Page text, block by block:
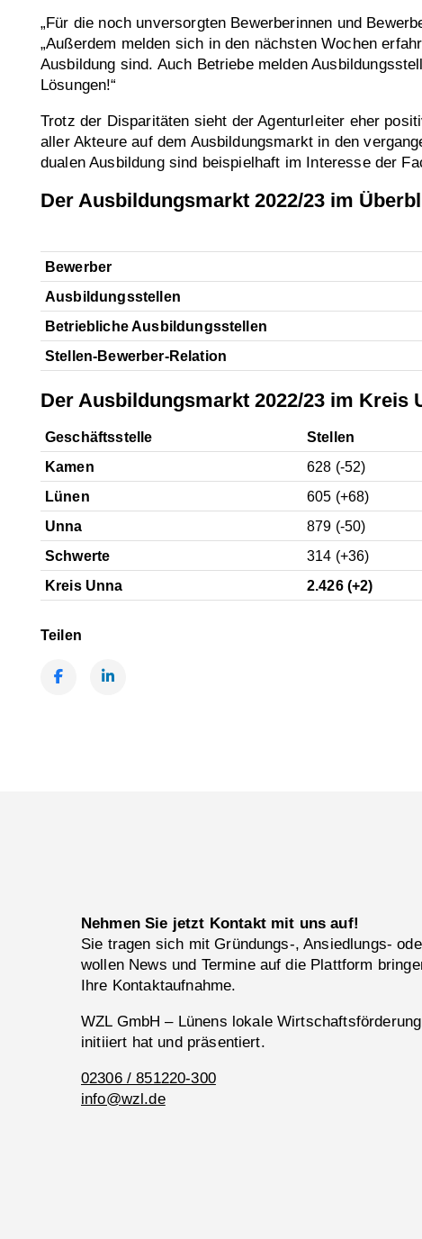
„Für die noch unversorgten Bewerberinnen und
„Außerdem melden sich in den nächsten Wochen
Ausbildung sind. Auch Betriebe melden
Lösungen!“
Trotz der Disparitäten sieht der Agenturleiter eher
aller Akteure auf dem Ausbildungsmarkt in den
dualen Ausbildung sind beispielhaft im Interesse der
Der Ausbildungsmarkt 2022/23 im
Bewerber
Ausbildungsstellen
Betriebliche Ausbildungsstellen
Stellen-Bewerber-Relation
Der Ausbildungsmarkt 2022/23 im Kreis
Geschäftsstelle Stellen
Kamen
628 (-52)
Lünen
605 (+68)
Unna
879 (-50)
Schwerte
314 (+36)
Kreis Unna
2.426 (+2)
Teilen
Nehmen Sie jetzt Kontakt mit uns auf!
Sie tragen sich mit Gründungs-, Ansiedlungs-
wollen News und Termine auf die Plattform
Ihre Kontaktaufnahme.
WZL GmbH – Lünens lokale
initiiert hat und präsentiert.
02306 / 851220-300
info@wzl.de